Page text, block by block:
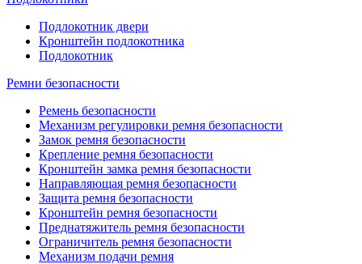
Подлокотник двери
Кронштейн подлокотника
Подлокотник
Ремни безопасности
Ремень безопасности
Механизм регулировки ремня безопасности
Замок ремня безопасности
Крепление ремня безопасности
Кронштейн замка ремня безопасности
Направляющая ремня безопасности
Защита ремня безопасности
Кронштейн ремня безопасности
Преднатяжитель ремня безопасности
Ограничитель ремня безопасности
Механизм подачи ремня